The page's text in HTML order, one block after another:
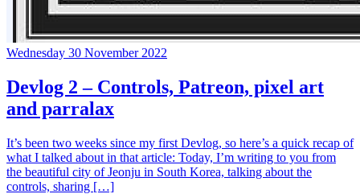
Wednesday 30 November 2022
Devlog 2 – Controls, Patreon, pixel art
and parralax
It’s been two weeks since my first Devlog, so here’s a quick recap of
what I talked about in that article: Today, I’m writing to you from
the beautiful city of Jeonju in South Korea, talking about the
controls, sharing […]